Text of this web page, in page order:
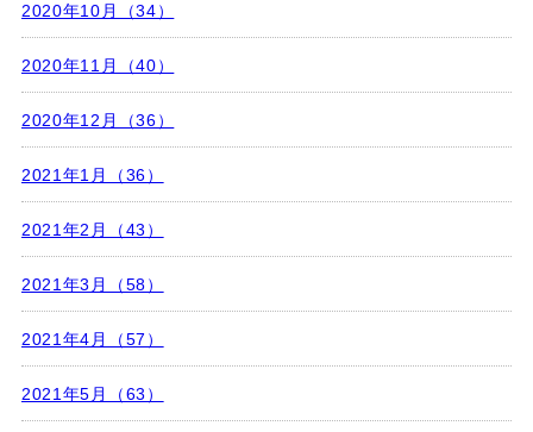
2020年10月（34）
2020年11月（40）
2020年12月（36）
2021年1月（36）
2021年2月（43）
2021年3月（58）
2021年4月（57）
2021年5月（63）